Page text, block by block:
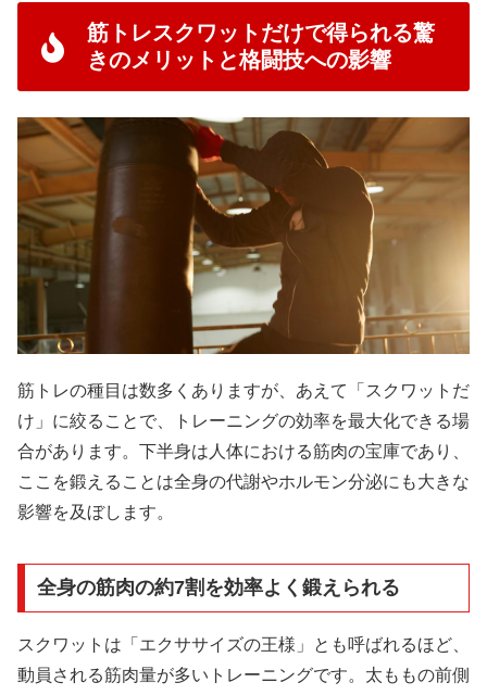
筋トレスクワットだけで得られる驚
きのメリットと格闘技への影響
筋トレの種目は数多くありますが、あえて「スクワットだ
け」に絞ることで、トレーニングの効率を最大化できる場
合があります。下半身は人体における筋肉の宝庫であり、
ここを鍛えることは全身の代謝やホルモン分泌にも大きな
影響を及ぼします。
全身の筋肉の約7割を効率よく鍛えられる
スクワットは「エクササイズの王様」とも呼ばれるほど、
動員される筋肉量が多いトレーニングです。太ももの前側